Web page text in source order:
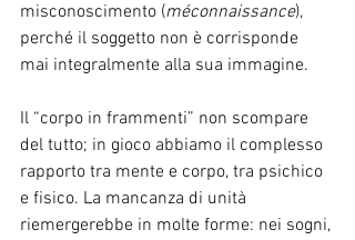
misconoscimento (méconnaissance),
perché il soggetto non è corrisponde
mai integralmente alla sua immagine.
Il “corpo in frammenti” non scompare
del tutto; in gioco abbiamo il complesso
rapporto tra mente e corpo, tra psichico
e fisico. La mancanza di unità
riemergerebbe in molte forme: nei sogni,